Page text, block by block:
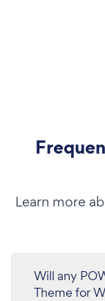
Learn more
Will any
Theme for